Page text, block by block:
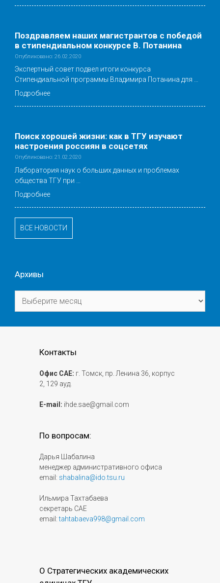
Поздравляем наших магистрантов с победой
в стипендиальном конкурсе В. Потанина
Опубликовано: 26.02.2020
Экспертный совет подвел итоги конкурса
Стипендиальной программы Владимира Потанина для …
Подробнее
Поиск хорошей жизни: как в ТГУ изучают
настроения россиян в соцсетях
Опубликовано: 21.02.2020
Лаборатория наук о больших данных и проблемах
общества ТГУ при …
Подробнее
ВСЕ НОВОСТИ
Архивы
Контакты
Офис САЕ: г. Томск, пр. Ленина 36, корпус
2, 129 ауд.
E-mail: ihde.sae@gmail.com
По вопросам:
Дарья Шабалина
менеджер административного офиса
email: shabalina@ido.tsu.ru
Ильмира Тахтабаева
секретарь САЕ
email:tahtabaeva998@gmail.com
О Стратегических академических